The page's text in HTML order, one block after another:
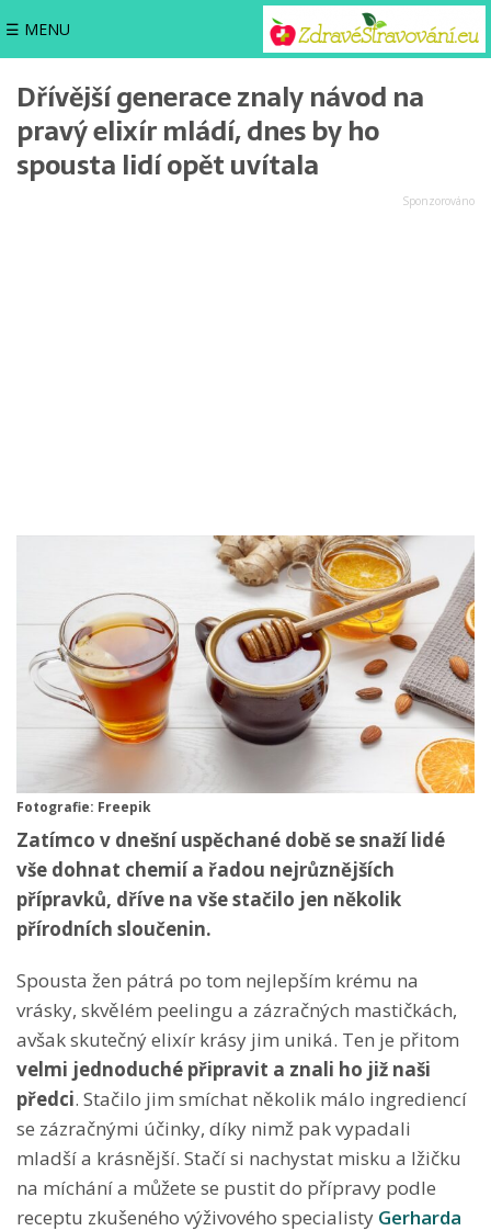
☰ MENU
Dřívější generace znaly návod na
pravý elixír mládí, dnes by ho
spousta lidí opět uvítala
Fotografie: Freepik
Zatímco v dnešní uspěchané době se snaží lidé
vše dohnat chemií a řadou nejrůznějších
přípravků, dříve na vše stačilo jen několik
přírodních sloučenin.
Spousta žen pátrá po tom nejlepším krému na
vrásky, skvělém peelingu a zázračných mastičkách,
avšak skutečný elixír krásy jim uniká. Ten je přitom
velmi jednoduché připravit a znali ho již naši
předci. Stačilo jim smíchat několik málo ingrediencí
se zázračnými účinky, díky nimž pak vypadali
mladší a krásnější. Stačí si nachystat misku a lžičku
na míchání a můžete se pustit do přípravy podle
receptu zkušeného výživového specialisty Gerharda